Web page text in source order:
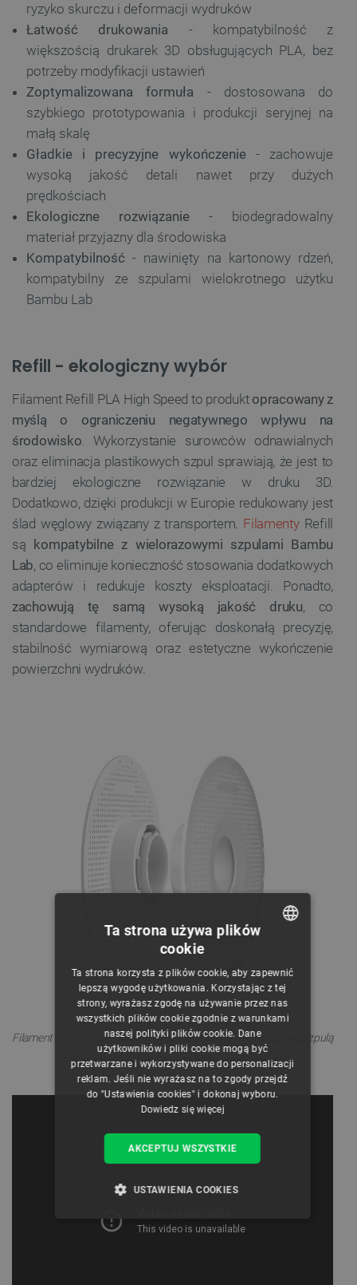
ryzyko skurczu i deformacji wydruków
Łatwość drukowania - kompatybilność z
większością drukarek 3D obsługujących PLA, bez
potrzeby modyfikacji ustawień
Zoptymalizowana formuła - dostosowana do
szybkiego prototypowania i produkcji seryjnej na
małą skalę
Gładkie i precyzyjne wykończenie- zachowuje
wysoką jakość detali nawet przy dużych
prędkościach
Ekologiczne rozwiązanie - biodegradowalny
materiał przyjazny dla środowiska
Kompatybilność - nawinięty na kartonowy rdzeń,
kompatybilny ze szpulami wielokrotnego użytku
Bambu Lab
Refill - ekologiczny wybór
Filament Refill PLA High Speed to produkt opracowany z
myślą o ograniczeniu negatywnego wpływu na
środowisko. Wykorzystanie surowców odnawialnych
oraz eliminacja plastikowych szpul sprawiają, że jest to
bardziej ekologiczne rozwiązanie w druku 3D.
Dodatkowo, dzięki produkcji w Europie redukowany jest
ślad węglowy związany z transportem. FilamentyRefill
są kompatybilne z wielorazowymi szpulami Bambu
Lab, co eliminuje konieczność stosowania dodatkowych
adapterów i redukuje koszty eksploatacji. Ponadto,
zachowują tę samą wysoką jakość druku, co
standardowe filamenty, oferując doskonałą precyzję,
stabilność wymiarową oraz estetyczne wykończenie
powierzchni wydruków.
Filament Refill został zaprojektowany do użytku z wielorazową szpulą
marki Bambu Lab, dostępną do nabycia osobno.
CZECH
ENGLISH
GERMAN
Ta strona używa plików
cookie
Ta strona korzysta z plików cookie, aby zapewnić
lepszą wygodę użytkowania. Korzystając z tej
strony, wyrażasz zgodę na używanie przez nas
wszystkich plików cookie zgodnie z warunkami
naszej polityki plików cookie. Dane
użytkowników i pliki cookie mogą być
przetwarzane i wykorzystywane do personalizacji
reklam. Jeśli nie wyrażasz na to zgody przejdź
do "Ustawienia cookies" i dokonaj wyboru.
Dowiedz się więcej
AKCEPTUJ WSZYSTKIE
USTAWIENIA COOKIES
NIEZBĘDNE WYDAJNOŚĆ